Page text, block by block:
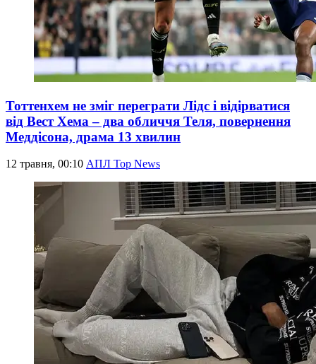
Тоттенхем не зміг переграти Лідс і відірватися
від Вест Хема – два обличчя Теля, повернення
Меддісона, драма 13 хвилин
12 травня, 00:10 АПЛ Top News